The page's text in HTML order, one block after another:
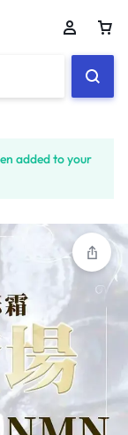
added to your